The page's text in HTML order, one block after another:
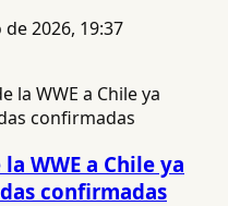
2026, 19:37
la WWE a Chile ya
confirmadas